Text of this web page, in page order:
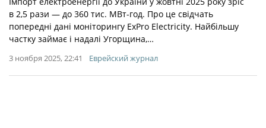
в 2,5 рази — до 360 тис. МВт-год. Про це свідчать
попередні дані моніторингу ExPro Electricity. Найбільшу
частку займає і надалі Угорщина,…
3 ноября 2025, 22:41 Еврейский журнал